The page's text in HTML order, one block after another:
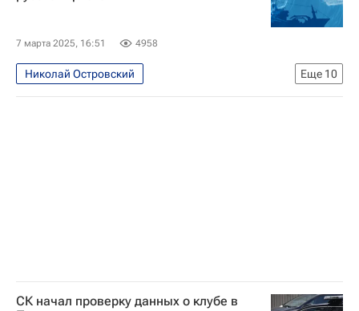
7 марта 2025, 16:51 4958
Еще 10
Николай Островский
История русского флота
Владивосток
СК начал проверку данных о клубе в